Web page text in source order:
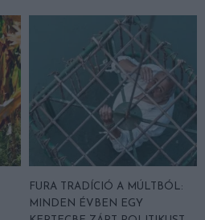
FURA TRADÍCIÓ A MÚLTBÓL:
MINDEN ÉVBEN EGY